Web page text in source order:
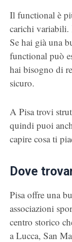
Il functional è
carichi
Se hai già una
functional può
hai bisogno di
sicuro.
A Pisa trovi
quindi puoi
capire cosa ti
Dove
Pisa offre una
associazioni
centro storico
a Lucca, San